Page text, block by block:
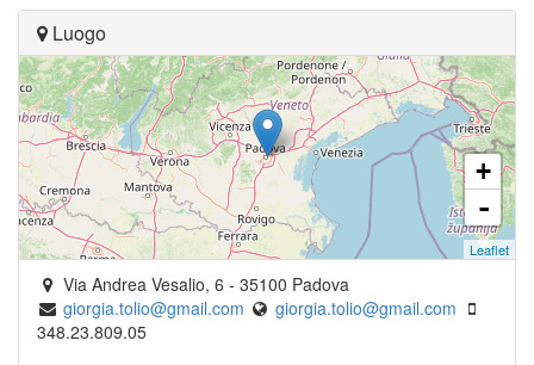
Luogo
+
-
Leaflet
Via Andrea Vesalio, 6 - 35100 Padova
giorgia.tolio@gmail.com
giorgia.tolio@gmail.com
348.23.809.05